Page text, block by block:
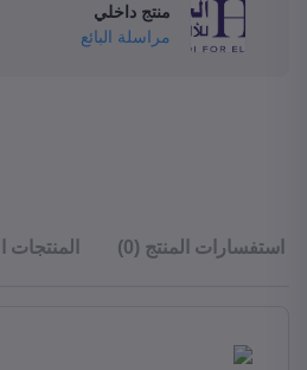
منتج داخلي
مراسلة البائع
استفسارات المنتج (0)